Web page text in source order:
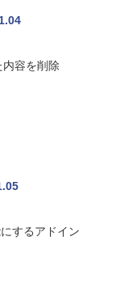
容を削除
するアドイン